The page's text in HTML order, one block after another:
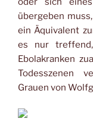
übergeben
ein Äquivalent
es nur
Ebolakranken
Todesszenen
Grauen von